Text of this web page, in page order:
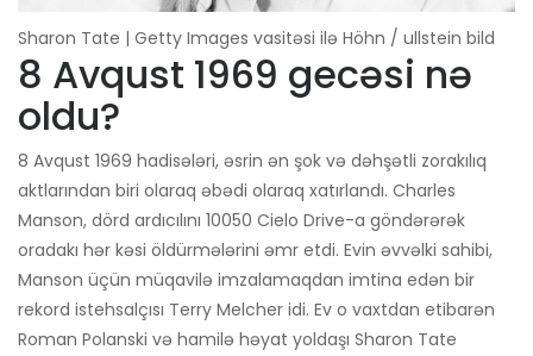
Sharon Tate | Getty Images vasitəsi ilə Höhn / ullstein bild
8 Avqust 1969 gecəsi nə
oldu?
8 Avqust 1969 hadisələri, əsrin ən şok və dəhşətli zorakılıq
aktlarından biri olaraq əbədi olaraq xatırlandı. Charles
Manson, dörd ardıcılını 10050 Cielo Drive-a göndərərək
oradakı hər kəsi öldürmələrini əmr etdi. Evin əvvəlki sahibi,
Manson üçün müqavilə imzalamaqdan imtina edən bir
rekord istehsalçısı Terry Melcher idi. Ev o vaxtdan etibarən
Roman Polanski və hamilə həyat yoldaşı Sharon Tate